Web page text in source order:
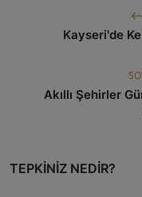
Kayseri'de
Akıllı Şehirler
TEPKINIZ NEDIR?